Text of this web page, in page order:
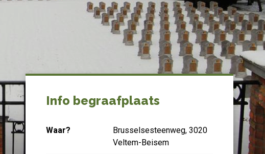
Info begraafplaats
Waar?
Brusselsesteenweg, 3020
Veltem-Beisem